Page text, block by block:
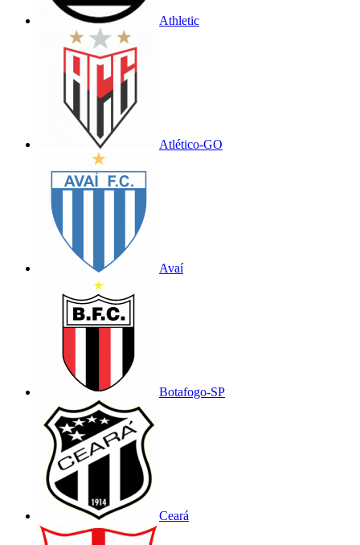
Athletic
Atlético-GO
Avaí
Botafogo-SP
Ceará